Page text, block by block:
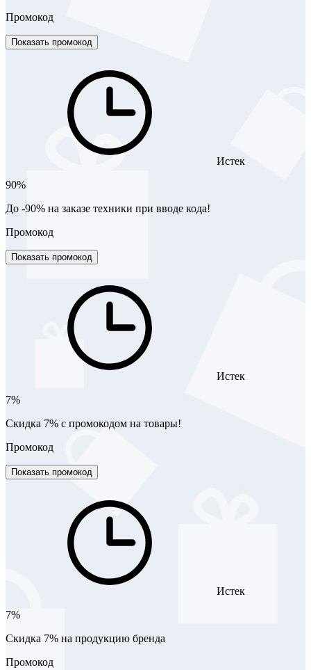
Промокод
Показать промокод
Истек
90%
До -90% на заказе техники при вводе кода!
Промокод
Показать промокод
Истек
7%
Скидка 7% с промокодом на товары!
Промокод
Показать промокод
Истек
7%
Скидка 7% на продукцию бренда
Промокод